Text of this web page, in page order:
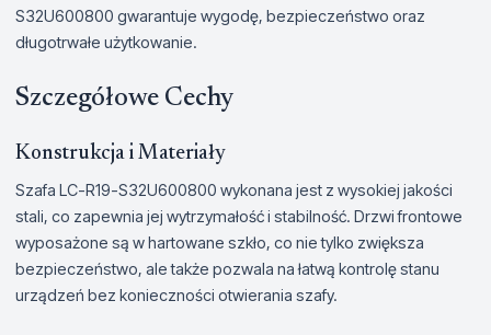
S32U600800 gwarantuje wygodę, bezpieczeństwo oraz
długotrwałe użytkowanie.
Szczegółowe Cechy
Konstrukcja i Materiały
Szafa LC-R19-S32U600800 wykonana jest z wysokiej jakości
stali, co zapewnia jej wytrzymałość i stabilność. Drzwi frontowe
wyposażone są w hartowane szkło, co nie tylko zwiększa
bezpieczeństwo, ale także pozwala na łatwą kontrolę stanu
urządzeń bez konieczności otwierania szafy.